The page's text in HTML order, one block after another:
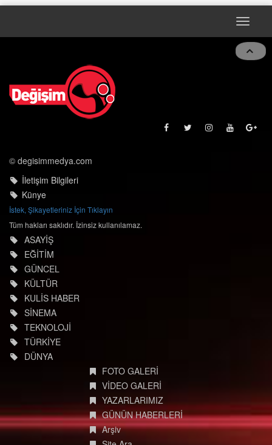
Toggle
© degisimmedya.com
İletişim Bilgileri
Künye
İstek, Şikayetleriniz İçin Tıklayın
Tüm hakları saklıdır. İzinsiz kullanılamaz.
ASAYİŞ
EĞİTİM
GÜNCEL
KÜLTÜR
KULİS HABER
SİNEMA
TEKNOLOJİ
TÜRKİYE
DÜNYA
FOTO GALERİ
VİDEO GALERİ
YAZARLARIMIZ
GÜNÜN HABERLERİ
Arşiv